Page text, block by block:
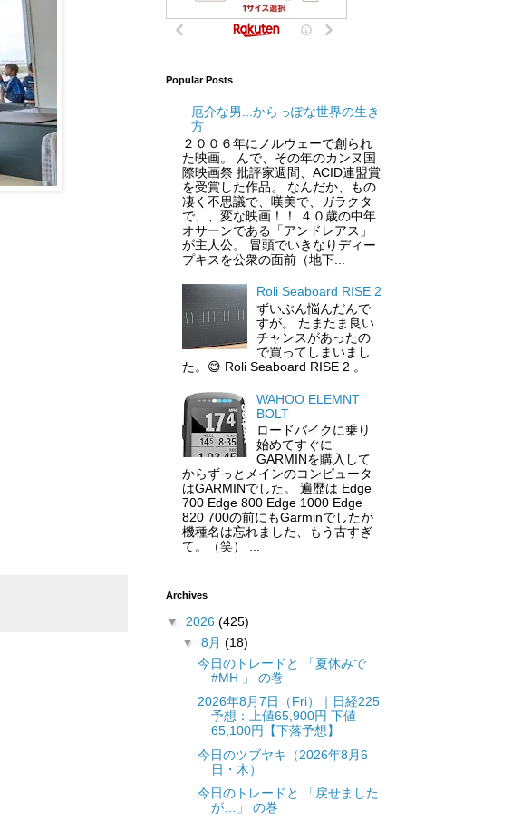
Popular Posts
厄介な男...からっぽな世界の生き
方
２００６年にノルウェーで創られ
た映画。 んで、その年のカンヌ国
際映画祭 批評家週間、ACID連盟賞
を受賞した作品。 なんだか、もの
凄く不思議で、嘆美で、ガラクタ
で、、変な映画！！ ４０歳の中年
オサーンである「アンドレアス」
が主人公。 冒頭でいきなりディー
プキスを公衆の面前（地下...
Roli Seaboard RISE 2
ずいぶん悩んだんで
すが。 たまたま良い
チャンスがあったの
で買ってしまいまし
た。😅 Roli Seaboard RISE 2 。
WAHOO ELEMNT
BOLT
ロードバイクに乗り
始めてすぐに
GARMINを購入して
からずっとメインのコンピュータ
はGARMINでした。 遍歴は Edge
700 Edge 800 Edge 1000 Edge
820 700の前にもGarminでしたが
機種名は忘れました、もう古すぎ
て。（笑） ...
Archives
▼ 2026 (425)
▼ 8月 (18)
今日のトレードと 「夏休みで
#MH 」 の巻
2026年8月7日（Fri）｜日経225
予想：上値65,900円 下値
65,100円【下落予想】
今日のツブヤキ（2026年8月6
日・木）
今日のトレードと 「戻せました
が…」 の巻